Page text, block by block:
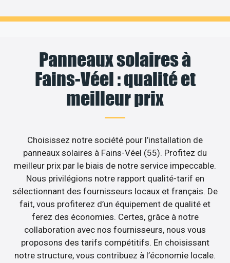
Panneaux solaires à
Fains-Véel : qualité et
meilleur prix
Choisissez notre société pour l’installation de
panneaux solaires à Fains-Véel (55). Profitez du
meilleur prix par le biais de notre service impeccable.
Nous privilégions notre rapport qualité-tarif en
sélectionnant des fournisseurs locaux et français. De
fait, vous profiterez d’un équipement de qualité et
ferez des économies. Certes, grâce à notre
collaboration avec nos fournisseurs, nous vous
proposons des tarifs compétitifs. En choisissant
notre structure, vous contribuez à l’économie locale.